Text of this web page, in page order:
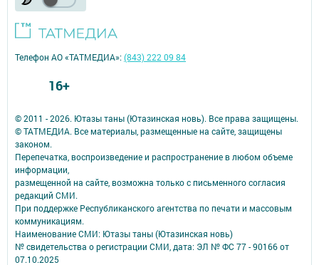
© 2011 - 2026. Ютазы таны (Ютазинская новь). Все права защищены.
© ТАТМЕДИА. Все материалы, размещенные на сайте, защищены
законом.
Перепечатка, воспроизведение и распространение в любом объеме
информации,
размещенной на сайте, возможна только с письменного согласия
редакций СМИ.
При поддержке Республиканского агентства по печати и массовым
коммуникациям.
Наименование СМИ: Ютазы таны (Ютазинская новь)
№ свидетельства о регистрации СМИ, дата: ЭЛ № ФС 77 - 90166 от
07.10.2025
Телефон АО «ТАТМЕДИА»:(843) 222 09 84
16+